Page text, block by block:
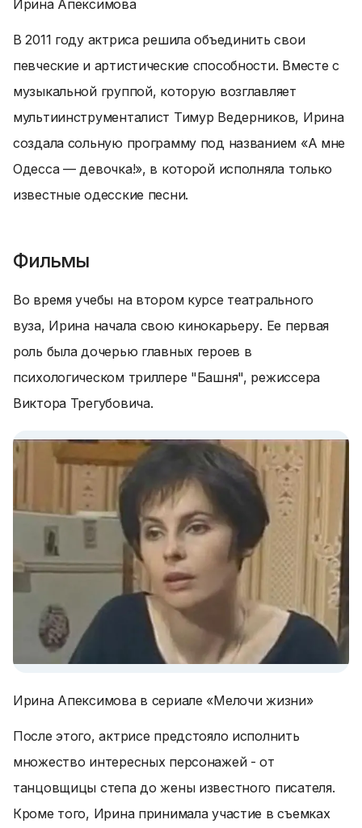
Ирина Апексимова
В 2011 году актриса решила объединить свои
певческие и артистические способности. Вместе с
музыкальной группой, которую возглавляет
мультиинструменталист Тимур Ведерников, Ирина
создала сольную программу под названием «А мне
Одесса — девочка!», в которой исполняла только
известные одесские песни.
Фильмы
Во время учебы на втором курсе театрального
вуза, Ирина начала свою кинокарьеру. Ее первая
роль была дочерью главных героев в
психологическом триллере "Башня", режиссера
Виктора Трегубовича.
Ирина Апексимова в сериале «Мелочи жизни»
После этого, актрисе предстояло исполнить
множество интересных персонажей - от
танцовщицы степа до жены известного писателя.
Кроме того, Ирина принимала участие в съемках